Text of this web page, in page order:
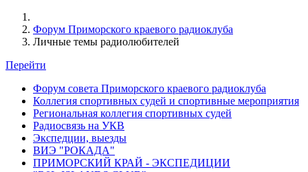
Форум Приморского краевого радиоклуба
Личные темы радиолюбителей
Перейти
Форум совета Приморского краевого радиоклуба
Коллегия спортивных судей и спортивные мероприятия
Региональная коллегия спортивных судей
Радиосвязь на УКВ
Экспедции, выезды
ВИЭ "РОКАДА"
ПРИМОРСКИЙ КРАЙ - ЭКСПЕДИЦИИ